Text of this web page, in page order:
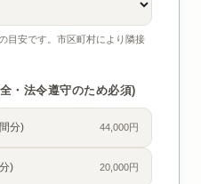
目安です。市区町村により隣接
・法令遵守のため必須)
分) 44,000円
) 20,000円